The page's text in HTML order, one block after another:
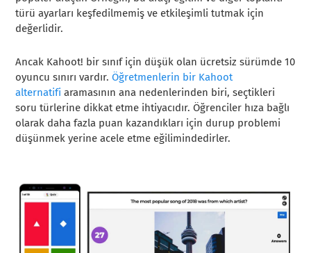
türü ayarları keşfedilmemiş ve etkileşimli tutmak için
değerlidir.
Ancak Kahoot! bir sınıf için düşük olan ücretsiz sürümde 10
oyuncu sınırı vardır.Öğretmenlerin bir Kahoot
alternatifi aramasının ana nedenlerinden biri, seçtikleri
soru türlerine dikkat etme ihtiyacıdır. Öğrenciler hıza bağlı
olarak daha fazla puan kazandıkları için durup problemi
düşünmek yerine acele etme eğilimindedirler.